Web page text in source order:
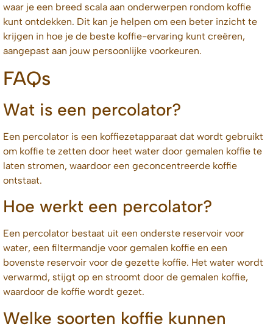
waar je een breed scala aan onderwerpen rondom koffie
kunt ontdekken. Dit kan je helpen om een beter inzicht te
krijgen in hoe je de beste koffie-ervaring kunt creëren,
aangepast aan jouw persoonlijke voorkeuren.
FAQs
Wat is een percolator?
Een percolator is een koffiezetapparaat dat wordt gebruikt
om koffie te zetten door heet water door gemalen koffie te
laten stromen, waardoor een geconcentreerde koffie
ontstaat.
Hoe werkt een percolator?
Een percolator bestaat uit een onderste reservoir voor
water, een filtermandje voor gemalen koffie en een
bovenste reservoir voor de gezette koffie. Het water wordt
verwarmd, stijgt op en stroomt door de gemalen koffie,
waardoor de koffie wordt gezet.
Welke soorten koffie kunnen